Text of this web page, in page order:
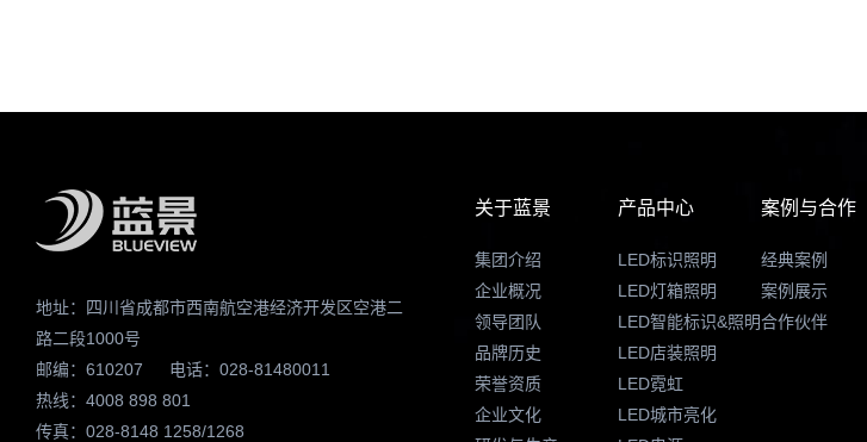
地址：四川省成都市西南航空港经济开发区空港二
路二段1000号
邮编：610207
电话：028-81480011
热线：4008 898 801
传真：028-8148 1258/1268
关于蓝景
集团介绍
企业概况
领导团队
品牌历史
荣誉资质
企业文化
产品中心
LED标识照明
LED灯箱照明
LED智能标识&照明
LED店装照明
LED霓虹
LED城市亮化
案例与合作
经典案例
案例展示
合作伙伴